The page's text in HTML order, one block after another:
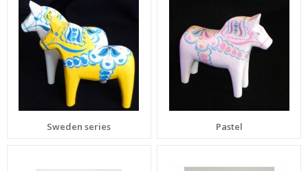
Sweden series Pastel